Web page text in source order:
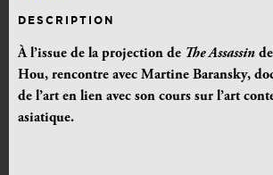
DESCRIPTION
À l’issue de la projection de The Assassin
Hou, rencontre avec Martine Baransky,
de l’art en lien avec son cours sur l’art
asiatique.